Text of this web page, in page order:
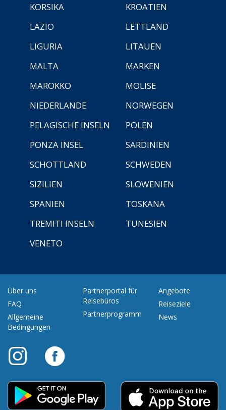
KORSIKA
KROATIEN
LAZIO
LETTLAND
LIGURIA
LITAUEN
MALTA
MARKEN
MAROKKO
MOLISE
NIEDERLANDE
NORWEGEN
PELAGISCHE INSELN
POLEN
PONZA INSEL
SARDINIEN
SCHOTTLAND
SCHWEDEN
SIZILIEN
SLOWENIEN
SPANIEN
TOSKANA
TREMITI INSELN
TUNESIEN
VENETO
Über uns
FAQ
Allgemeine
Bedingungen
Partnerportal für
Reisebüros
Partnerprogramm
Angebote
Reiseziele
News